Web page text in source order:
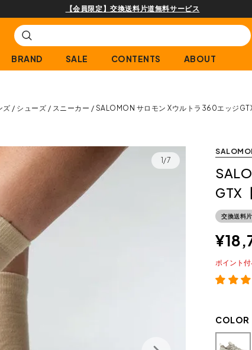
購入商品[¥2,000(税込)以上]のレビュー投稿で300ptプレゼント!
BRAND SALE CONTENTS ABOUT
ズ シューズ スニーカー SALOMON サロモン Xウルトラ360エッジ
1/7
GTX
交換送料
¥
ポイント
COLOR